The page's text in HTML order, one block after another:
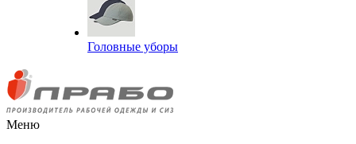
Головные уборы
Меню